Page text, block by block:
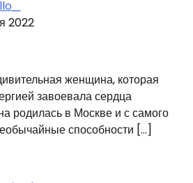
2022
женщина, которая
завоевала сердца
родилась в Москве и с самого
способности […]